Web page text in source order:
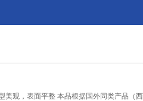
美观，表面平整 本品根据国外同类产品（